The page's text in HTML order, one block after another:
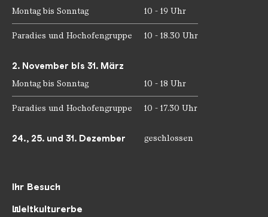
Ihr Besuch
Weltkulturerbe
Montag bis Sonntag 10 - 19 Uhr
Paradies und Hochofengruppe 10 - 18.30 Uhr
2. November bis 31. März
Montag bis Sonntag 10 - 18 Uhr
Paradies und Hochofengruppe 10 - 17.30 Uhr
24., 25. und 31. Dezember geschlossen